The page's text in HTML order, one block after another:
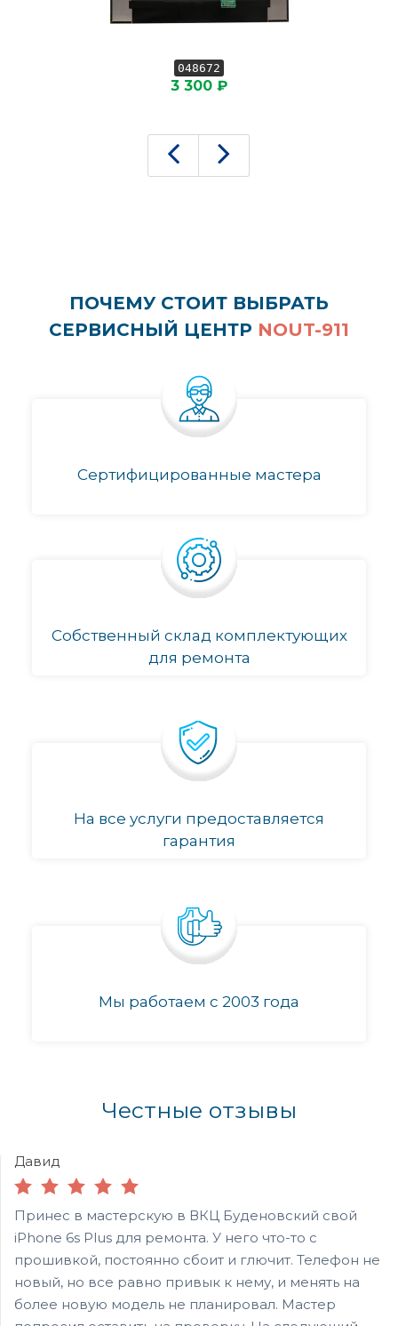
048672
3 300 ₽
ПОЧЕМУ СТОИТ ВЫБРАТЬ
СЕРВИСНЫЙ ЦЕНТР NOUT-911
Сертифицированные мастера
Собственный склад комплектующих
для ремонта
На все услуги предоставляется
гарантия
Мы работаем с 2003 года
Честные отзывы
Давид
Принес в мастерскую в ВКЦ Буденовский свой
iPhone 6s Plus для ремонта. У него что-то с
прошивкой, постоянно сбоит и глючит. Телефон не
новый, но все равно привык к нему, и менять на
более новую модель не планировал. Мастер